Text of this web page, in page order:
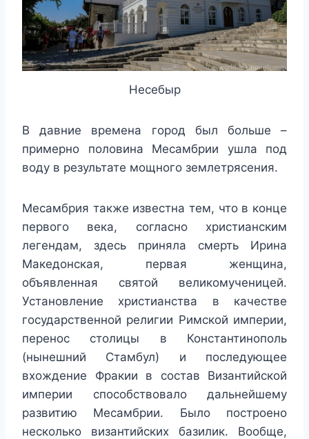
Несебыр
В давние времена город был больше –
примерно половина Месамбрии ушла под
воду в результате мощного землетрясения.
Месамбрия также известна тем, что в конце
первого века, согласно христианским
легендам, здесь приняла смерть Ирина
Македонская, первая женщина,
объявленная святой великомученицей.
Установление христианства в качестве
государственной религии Римской империи,
перенос столицы в Константинополь
(нынешний Стамбул) и последующее
вхождение Фракии в состав Византийской
империи способствовало дальнейшему
развитию Месамбрии. Было построено
несколько византийских базилик. Вообще,